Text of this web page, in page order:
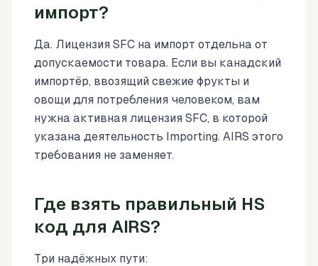
импорт?
Да. Лицензия SFC на импорт отдельна от
допускаемости товара. Если вы канадский
импортёр, ввозящий свежие фрукты и
овощи для потребления человеком, вам
нужна активная лицензия SFC, в которой
указана деятельность Importing. AIRS этого
требования не заменяет.
Где взять правильный HS
код для AIRS?
Три надёжных пути: